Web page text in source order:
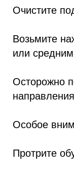
Очистите
Возьмите
или
Осторожно
Особое
Протрите